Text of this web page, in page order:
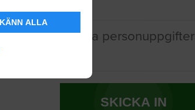
ALLA
använder mina personuppgifter
SKICKA IN